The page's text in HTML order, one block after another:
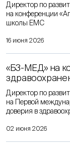
Директор по
на конференции
школы EMC
16 июня 2026
«Б3-МЕД» на
Директор по
на Первой
доверия в
02 июня 2026